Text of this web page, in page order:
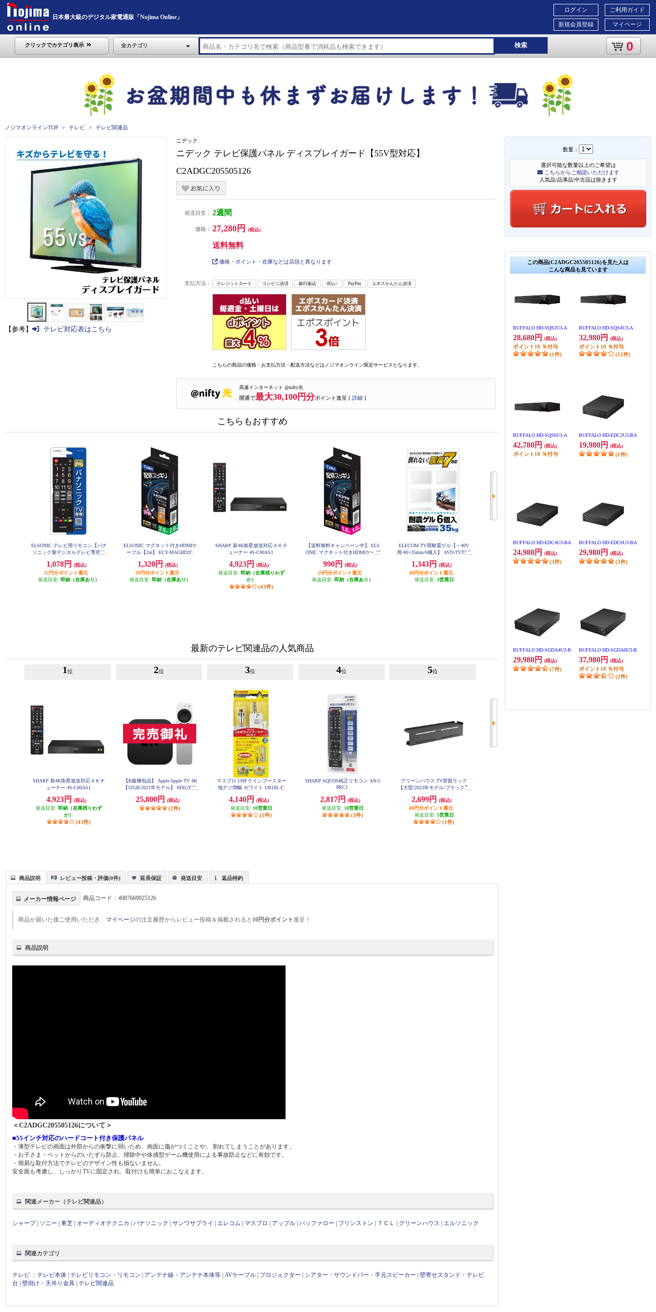
日本最大級のデジタル家電通販「Nojima Online」
ご利用ガイド
マイページ
ログイン
新規会員登録
クリックでカテゴリ表示 全カテゴリ 検索 0
ノジマオンラインTOP テレビ テレビ関連品
数量：
選択可能な数量以上のご希望は
こちらからご相談いただけます
人気品/品薄品/中古品は除きます
この商品(C2ADGC205505126)を見た人は
こんな商品も見ています
BUFFALO HD-SQS2U3-A
28,680円 (税込)
ポイント 10 ％付与
(1件)
BUFFALO HD-SQS4U3-A
32,980円 (税込)
ポイント 10 ％付与
(12件)
BUFFALO HD-SQS6U3-A
42,780円 (税込)
ポイント 10 ％付与
BUFFALO HD-EDC2U3-BA
19,980円 (税込)
(1件)
BUFFALO HD-EDC4U3-BA
24,980円 (税込)
(3件)
BUFFALO HD-EDC6U3-BA
29,980円 (税込)
(3件)
BUFFALO HD-SGDA4U3-B
29,980円 (税込)
(7件)
BUFFALO HD-SGDA6U3-B
37,980円 (税込)
ポイント 10 ％付与
(2件)
【参考】 テレビ対応表はこちら
ニデック
ニデック テレビ保護パネル ディスプレイガード【55V型対応】
C2ADGC205505126
発送目安： 2週間
価格： 27,280円 (税込)
送料無料
価格・ポイント・在庫などは店頭と異なります
支払方法： クレジットカード コンビニ決済 銀行振込 d払い PayPay エポスかんたん決済
こちらの商品の価格・お支払方法・配送方法などはノジマオンライン限定サービスとなります。
高速インターネット @nifty光
開通で最大30,100円分ポイント進呈 [ 詳細 ]
こちらもおすすめ
ELSONIC テレビ用リモコン【パナ
ソニック製デジタルテレビ専用リ
1,078円
(税込)
32円分ポイント還元
発送目安: 即納（在庫あり）
ELSONIC マグネット付きHDMIケ
ーブル【2m】 ECY-MAGHD20
1,320円
(税込)
39円分ポイント還元
発送目安: 即納（在庫あり）
SHARP 新4K衛星放送対応４Ｋチ
ューナー 4S-C00AS1
4,923円
(税込)
発送目安: 即納（在庫残りわず
か）
(43件)
【送料無料キャンペーン中】 ELS
ONIC マグネット付きHDMIケーブ
990円
(税込)
29円分ポイント還元
発送目安: 即納（在庫あり）
ELECOM TV用耐震ゲル【～40V
用/40×25mm/6個入】 AVD-TVTGC
1,343円
(税込)
40円分ポイント還元
発送目安: 3営業日
ELECOM TV用耐震ベルト【～75V
用/強力粘着シールタイプ/2本入】
TS-002N2
2,631円(税込)
グリーンハウス TV背面ラック
【大型/2023年モデル/ブラック】
GH-TVRB-BK
2,699円(税込)
最新のテレビ関連品の人気商品
1 位
SHARP 新4K衛星放送対応４Ｋチ
ューナー 4S-C00AS1
4,923円
(税込)
発送目安: 即納（在庫残りわず
か）
(43件)
2位
【B級梱包品】 Apple Apple TV 4K
【32GB/2021年モデル】 MXGY2J-
25,800円 (税込)
(2件)
3位
マスプロ UHFラインブースター
地デジ増幅 ホワイト UB18L-P
4,140円
(税込)
発送目安: 10営業日
(1件)
4位
SHARP AQUOS純正リモコン AN-5
8RC1
2,817円
(税込)
発送目安: 10営業日
(3件)
5位
グリーンハウス TV背面ラック
【大型/2023年モデル/ブラック】
2,699円
(税込)
80円分ポイント還元
発送目安: 5営業日
(1件)
6位 7位
商品説明 レビュー投稿・評価(0件) 延長保証 発送目安 返品特約
メーカー情報ページ 商品コード：4987669925126
商品が届いた後ご使用いただき、 マイページの注文履歴からレビュー投稿＆掲載されると 10円分ポイント進呈！
商品説明
＜C2ADGC205505126について＞
■55インチ対応のハードコート付き保護パネル
・薄型テレビの画面は外部からの衝撃に弱いため、画面に傷がつくことや、 割れてしまうことがあります。
・お子さま・ペットからのいたずら防止、掃除中や体感型ゲーム機使用による事故防止などに有効です。
・簡易な取付方法でテレビのデザイン性も損ないません。
安全面も考慮し、しっかりTVに固定され、取付けも簡単におこなえます。
関連メーカー（テレビ関連品）
シャープ| ソニー |東芝 オーディオテクニカ |パナソニック |サンワサプライ エレコム マスプロ アップル |バッファロー プリンストン ＴＣＬ グリーンハウス エルソニック
関連カテゴリ
テレビ ： テレビ本体 テレビリモコン・リモコン アンテナ線・アンテナ本体等 |AVケーブル プロジェクター シアター・サウンドバー・手元スピーカー |壁寄せスタンド・テレビ
台 |壁掛け・天吊り金具 テレビ関連品